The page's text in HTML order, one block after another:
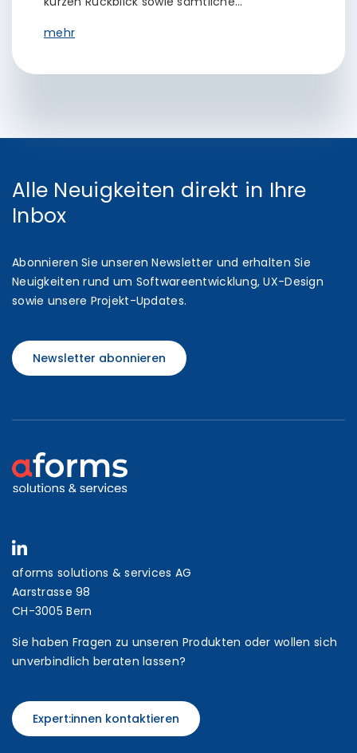
mehr
Alle Neuigkeiten direkt in Ihre
Inbox
Abonnieren Sie unseren Newsletter und erhalten Sie
Neuigkeiten rund um Softwareentwicklung, UX-Design
sowie unsere Projekt-Updates.
Newsletter abonnieren
aforms solutions & services AG
Aarstrasse 98
CH-3005 Bern
Sie haben Fragen zu unseren Produkten oder wollen sich
unverbindlich beraten lassen?
Expert:innen kontaktieren